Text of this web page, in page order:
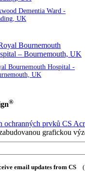
Dementia Ward -
UK
Bournemouth Hospital -
UK
®
grafickou
email updates from CS (